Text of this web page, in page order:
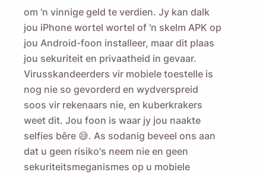
om 'n vinnige geld te verdien. Jy kan dalk
jou iPhone wortel wortel of 'n skelm APK op
jou Android-foon installeer, maar dit plaas
jou sekuriteit en privaatheid in gevaar.
Virusskandeerders vir mobiele toestelle is
nog nie so gevorderd en wydverspreid
soos vir rekenaars nie, en kuberkrakers
weet dit. Jou foon is waar jy jou naakte
selfies bêre 😅. As sodanig beveel ons aan
dat u geen risiko's neem nie en geen
sekuriteitsmeganismes op u mobiele